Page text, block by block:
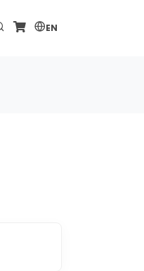
EN